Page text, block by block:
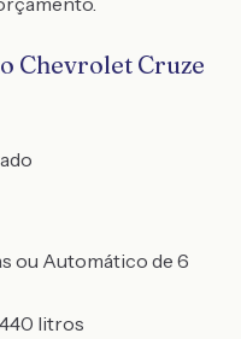
Chevrolet Cruze
ou Automático de 6
litros